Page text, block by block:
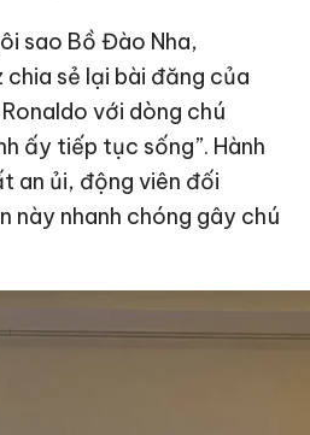
sao Bồ Đào Nha,
chia sẻ lại bài đăng của
với dòng chú
ấy tiếp tục sống”. Hành
an ủi, động viên đối
này nhanh chóng gây chú